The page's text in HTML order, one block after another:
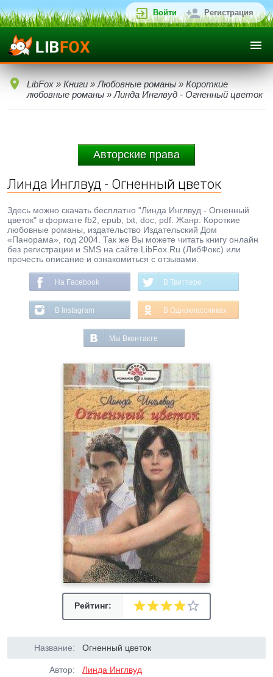
Войти Регистрация
LibFox » Книги » Любовные романы » Короткие
любовные романы » Линда Инглвуд - Огненный цветок
Авторские права
Линда Инглвуд - Огненный цветок
Здесь можно скачать бесплатно "Линда Инглвуд - Огненный
цветок" в формате fb2, epub, txt, doc, pdf. Жанр: Короткие
любовные романы, издательство Издательский Дом
«Панорама», год 2004. Так же Вы можете читать книгу онлайн
без регистрации и SMS на сайте LibFox.Ru (ЛибФокс) или
прочесть описание и ознакомиться с отзывами.
На Facebook В Твиттере
В Instagram В Одноклассниках
Мы Вконтакте
Рейтинг:
Название: Огненный цветок
Автор: Линда Инглвуд